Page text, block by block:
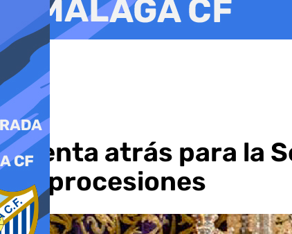
Cuenta atrás para la
las procesiones